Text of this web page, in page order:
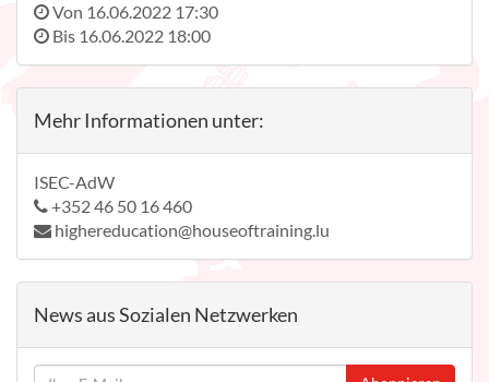
Von 16.06.2022 17:30
Bis 16.06.2022 18:00
Mehr Informationen unter:
ISEC-AdW
+352 46 50 16 460
highereducation@houseoftraining.lu
News aus Sozialen Netzwerken